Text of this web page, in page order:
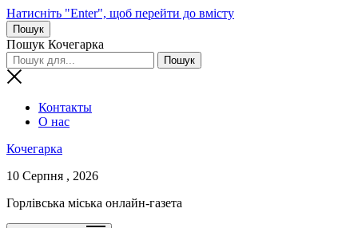
Натисніть "Enter", щоб перейти до вмісту
Пошук
Пошук Кочегарка
Контакты
О нас
Кочегарка
10 Серпня , 2026
Горлівська міська онлайн-газета